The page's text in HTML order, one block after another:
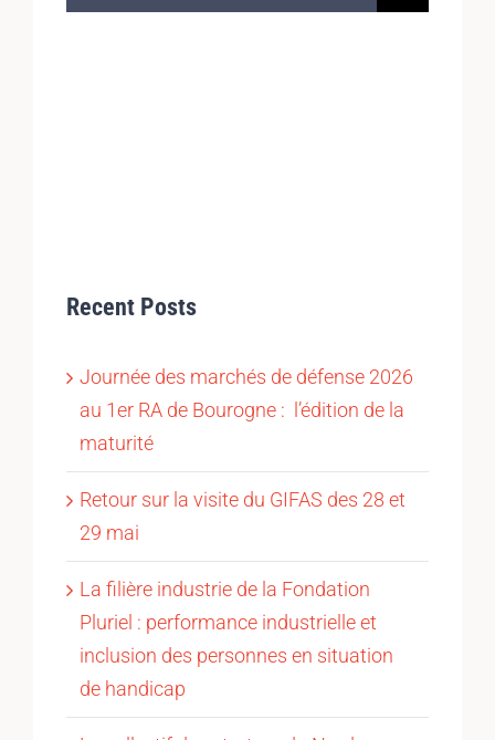
Recent Posts
Journée des marchés de défense 2026
au 1er RA de Bourogne : l’édition de la
maturité
Retour sur la visite du GIFAS des 28 et
29 mai
La filière industrie de la Fondation
Pluriel : performance industrielle et
inclusion des personnes en situation
de handicap